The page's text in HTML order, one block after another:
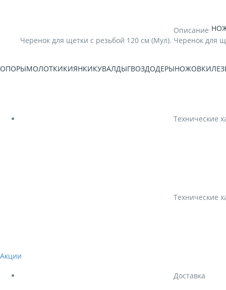
МОЛОТКИКИЯНКИКУВАЛДЫГВОЗДОДЕРЫНОЖОВКИ
Акции
Описание
Черенок для щетки с резьбой 120 см (Мул). Черенок для
Технические
Технические
Доставка